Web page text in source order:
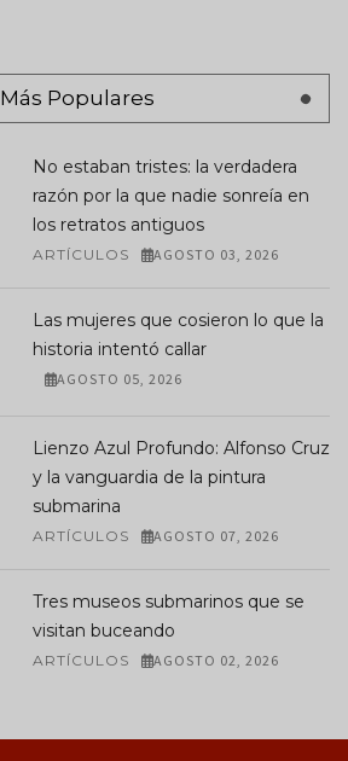
Más Populares
No estaban tristes: la verdadera
razón por la que nadie sonreía en
los retratos antiguos
ARTÍCULOS AGOSTO 03, 2026
Las mujeres que cosieron lo que la
historia intentó callar
AGOSTO 05, 2026
Lienzo Azul Profundo: Alfonso Cruz
y la vanguardia de la pintura
submarina
ARTÍCULOS AGOSTO 07, 2026
Tres museos submarinos que se
visitan buceando
ARTÍCULOS AGOSTO 02, 2026